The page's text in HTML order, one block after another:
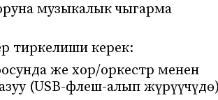
музыкалык чыгарма
тиркелиши керек:
же хор/оркестр менен
(USB-флеш-алып